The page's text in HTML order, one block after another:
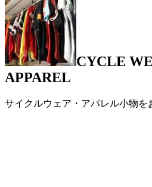
CYCLE
APPAREL
サイクルウェア・アパレル小物を